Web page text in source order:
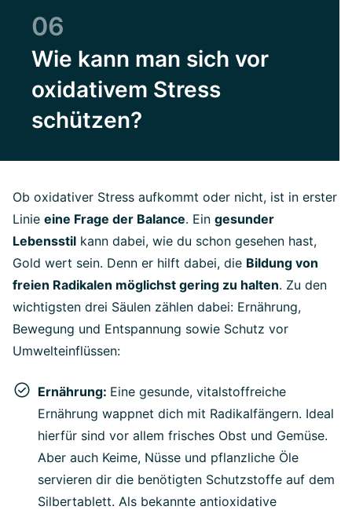
06
Wie kann man sich vor
oxidativem Stress
schützen?
Ob oxidativer Stress aufkommt oder nicht, ist in erster
Linie eine Frage der Balance. Ein gesunder
Lebensstil kann dabei, wie du schon gesehen hast,
Gold wert sein. Denn er hilft dabei, die Bildung von
freien Radikalen möglichst gering zu halten. Zu den
wichtigsten drei Säulen zählen dabei: Ernährung,
Bewegung und Entspannung sowie Schutz vor
Umwelteinflüssen:
Ernährung: Eine gesunde, vitalstoffreiche
Ernährung wappnet dich mit Radikalfängern. Ideal
hierfür sind vor allem frisches Obst und Gemüse.
Aber auch Keime, Nüsse und pflanzliche Öle
servieren dir die benötigten Schutzstoffe auf dem
Silbertablett. Als bekannte antioxidative